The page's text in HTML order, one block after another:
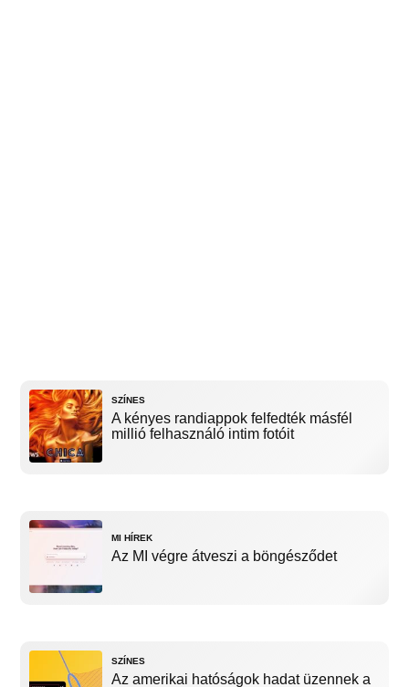
SZÍNES
A kényes randiappok felfedték másfél
millió felhasználó intim fotóit
MI HÍREK
Az MI végre átveszi a böngésződet
SZÍNES
Az amerikai hatóságok hadat üzennek a